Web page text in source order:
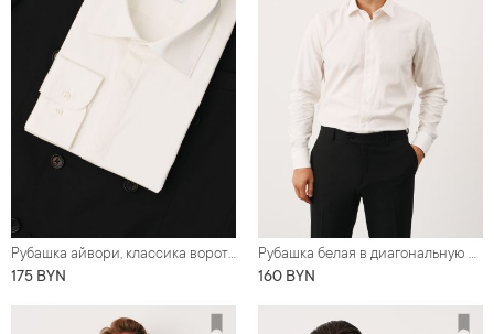
Рубашка айвори, классика воротник (Regular fit)
175 BYN
Рубашка белая в диагональную фактуру, 100% хлопок, классика воротник (Regular fit)
160 BYN